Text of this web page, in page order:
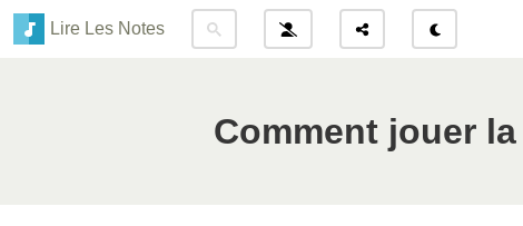
Lire Les Notes
Comment jouer